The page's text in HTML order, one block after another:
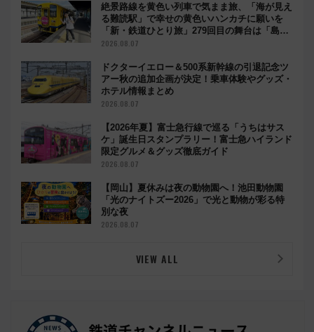
絶景路線を黄色い列車で気まま旅、「海が見え
る難読駅」で幸せの黄色いハンカチに願いを
「新・鉄道ひとり旅」279回目の舞台は「島原
鉄道」
2026.08.07
ドクターイエロー＆500系新幹線の引退記念ツ
アー秋の追加企画が決定！乗車体験やグッズ・
ホテル情報まとめ
2026.08.07
【2026年夏】富士急行線で巡る「うちはサス
ケ」誕生日スタンプラリー！富士急ハイランド
限定グルメ＆グッズ徹底ガイド
2026.08.07
【岡山】夏休みは夜の動物園へ！池田動物園
「光のナイトズー2026」で光と動物が彩る特
別な夜
2026.08.07
VIEW ALL